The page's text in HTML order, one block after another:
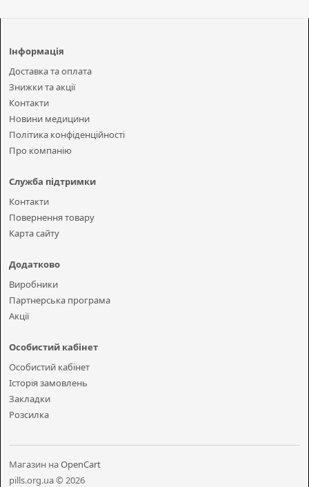
Інформація
Доставка та оплата
Знижки та акції
Контакти
Новини медицини
Політика конфіденційності
Про компанію
Служба підтримки
Контакти
Повернення товару
Карта сайту
Додатково
Виробники
Партнерська програма
Акції
Особистий кабінет
Особистий кабінет
Історія замовлень
Закладки
Розсилка
Магазин наOpenCart
pills.org.ua © 2026